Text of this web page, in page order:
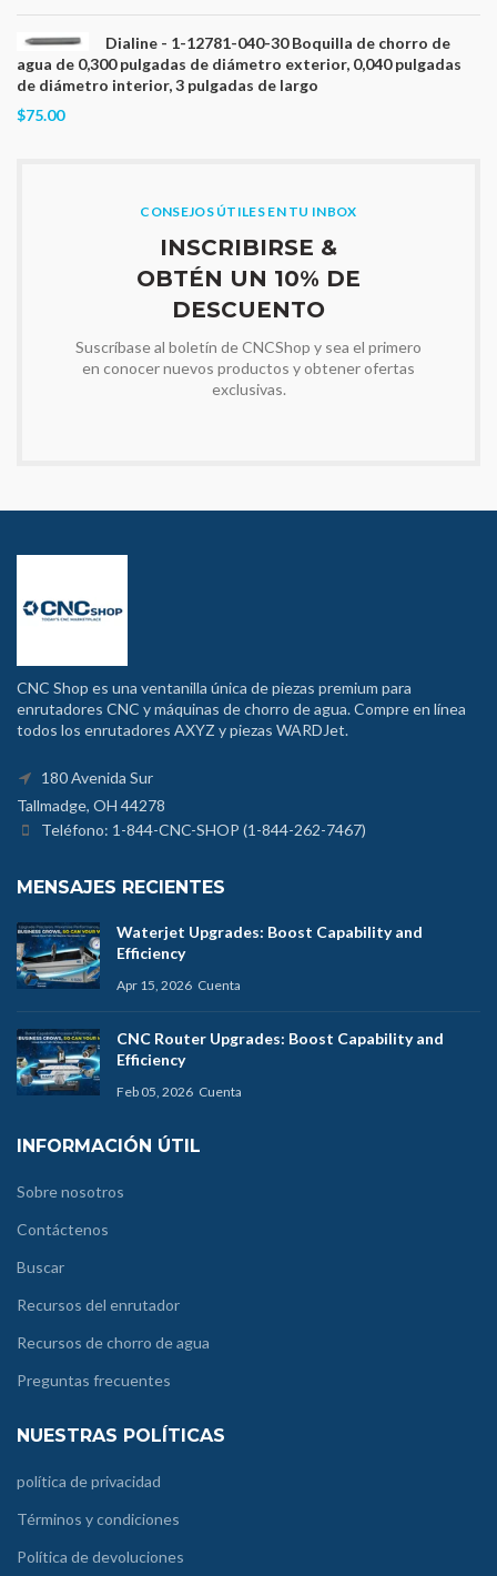
Dialine - 1-12781-040-30 Boquilla de chorro de
agua de 0,300 pulgadas de diámetro exterior, 0,040 pulgadas
de diámetro interior, 3 pulgadas de largo
$75.00
CONSEJOS ÚTILES EN TU INBOX
INSCRIBIRSE &
OBTÉN UN 10% DE
DESCUENTO
Suscríbase al boletín de CNCShop y sea el primero
en conocer nuevos productos y obtener ofertas
exclusivas.
CNC Shop es una ventanilla única de piezas premium para
enrutadores CNC y máquinas de chorro de agua. Compre en línea
todos los enrutadores AXYZ y piezas WARDJet.
180 Avenida Sur
Tallmadge, OH 44278
Teléfono: 1-844-CNC-SHOP (1-844-262-7467)
MENSAJES RECIENTES
Waterjet Upgrades: Boost Capability and
Efficiency
Apr 15, 2026 Cuenta
CNC Router Upgrades: Boost Capability and
Efficiency
Feb 05, 2026 Cuenta
INFORMACIÓN ÚTIL
Sobre nosotros
Contáctenos
Buscar
Recursos del enrutador
Recursos de chorro de agua
Preguntas frecuentes
NUESTRAS POLÍTICAS
política de privacidad
Términos y condiciones
Política de devoluciones